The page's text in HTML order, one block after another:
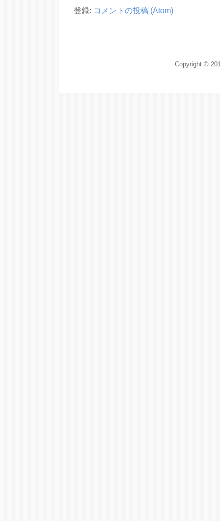
登録: コメントの投稿 (Atom)
Copyright ©